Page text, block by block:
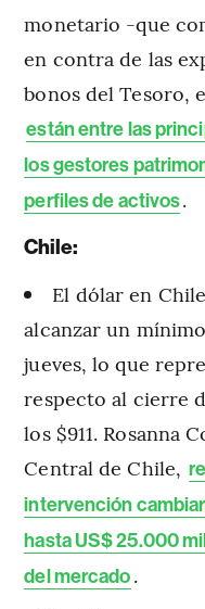
monetario -que
en contra de las
bonos del Tesoro,
están entre las
los gestores
perfiles de activos.
Chile:
El dólar en
alcanzar un
jueves, lo que
respecto al cierre
los $911. Rosanna
Central de Chile,
intervención
hasta US$ 25.000
del mercado.